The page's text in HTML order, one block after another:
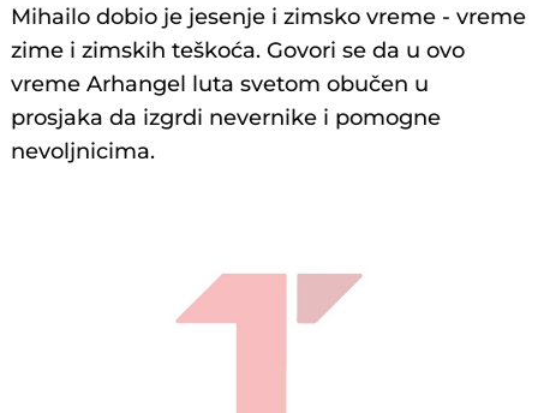
Mihailo dobio je jesenje i zimsko vreme - vreme
zime i zimskih teškoća. Govori se da u ovo
vreme Arhangel luta svetom obučen u
prosjaka da izgrdi nevernike i pomogne
nevoljnicima.